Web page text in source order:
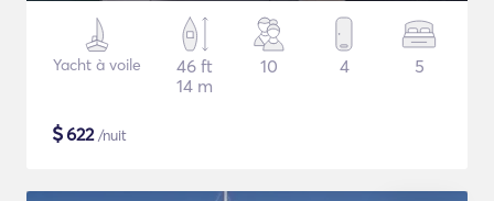
Yacht à voile
46 ft
14 m
10 4 5
$622/nuit